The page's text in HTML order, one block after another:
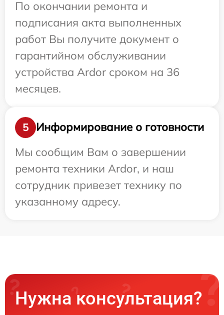
По окончании ремонта и
подписания акта выполненных
работ Вы получите документ о
гарантийном обслуживании
устройства Ardor сроком на 36
месяцев.
5
Информирование о готовности
Мы сообщим Вам о завершении
ремонта техники Ardor, и наш
сотрудник привезет технику по
указанному адресу.
Нужна консультация?